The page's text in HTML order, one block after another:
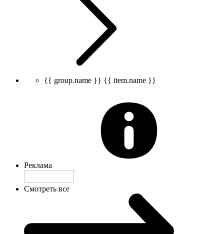
{{ group.name }} {{ item.name }}
Реклама
Смотреть все